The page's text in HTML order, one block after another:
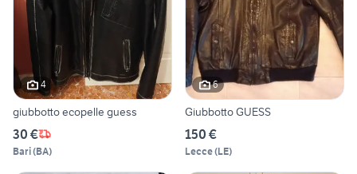
4
giubbotto ecopelle guess
30 €
Bari(BA)
6
Giubbotto GUESS
150 €
Lecce(LE)